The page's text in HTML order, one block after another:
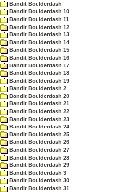
Bandit Boulderdash
Bandit Boulderdash 10
Bandit Boulderdash 11
Bandit Boulderdash 12
Bandit Boulderdash 13
Bandit Boulderdash 14
Bandit Boulderdash 15
Bandit Boulderdash 16
Bandit Boulderdash 17
Bandit Boulderdash 18
Bandit Boulderdash 19
Bandit Boulderdash 2
Bandit Boulderdash 20
Bandit Boulderdash 21
Bandit Boulderdash 22
Bandit Boulderdash 23
Bandit Boulderdash 24
Bandit Boulderdash 25
Bandit Boulderdash 26
Bandit Boulderdash 27
Bandit Boulderdash 28
Bandit Boulderdash 29
Bandit Boulderdash 3
Bandit Boulderdash 30
Bandit Boulderdash 31